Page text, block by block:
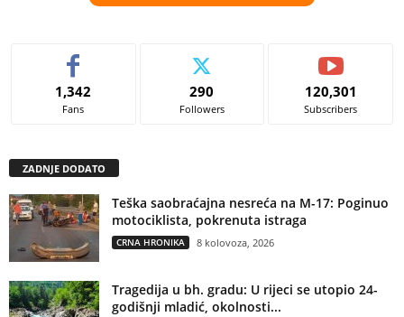
1,342
Fans
290
Followers
120,301
Subscribers
ZADNJE DODATO
Teška saobraćajna nesreća na M-17: Poginuo
motociklista, pokrenuta istraga
CRNA HRONIKA 8 kolovoza, 2026
Tragedija u bh. gradu: U rijeci se utopio 24-
godišnji mladić, okolnosti...